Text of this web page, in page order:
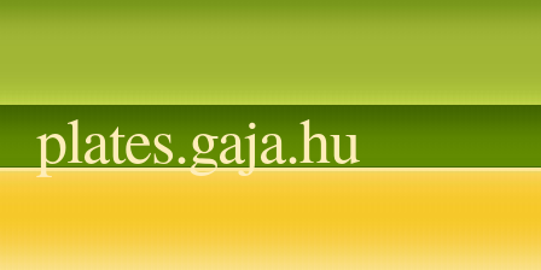
plates.gaja.hu